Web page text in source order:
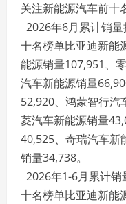
关注新能源汽车前十
2026年6月累计销
十名榜单比亚迪新能
能源销量107,951、
汽车新能源销量
52,920、鸿蒙智行汽
菱汽车新能源销量
40,525、奇瑞汽车新
销量34,738。
2026年1-6月累计
十名榜单比亚迪新能